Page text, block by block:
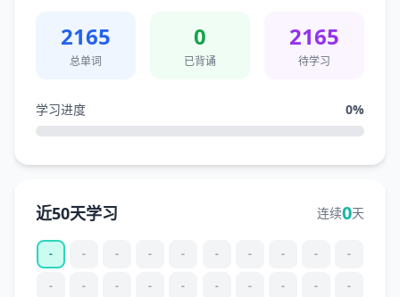
2165
总单词
0
已背诵
2165
待学习
学习进度 0%
近50天学习 连续0天
- - - - - - - - - -
- - - - - - - - - -